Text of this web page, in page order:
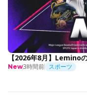
【2026年8月】Lemino
New3時間前 スポーツ